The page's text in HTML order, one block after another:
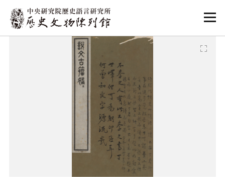
:::
:::